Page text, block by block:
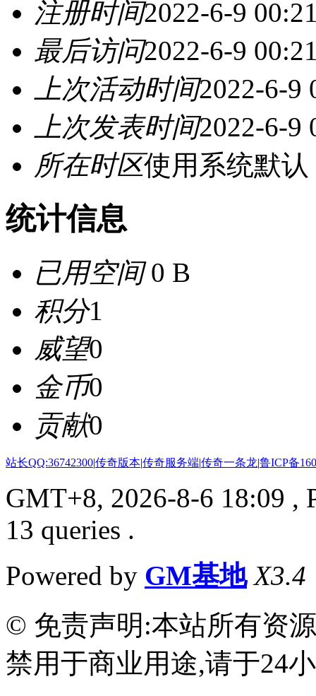
注册时间2022-6-9
最后访问2022-6-9
上次活动时间2022-6-9
上次发表时间2022-6-9
所在时区使用系统默认
统计信息
已用空间0 B
积分1
威望0
金币0
贡献0
站长QQ:36742300|传奇版本|传奇服务端|传奇一条龙|鲁ICP备
GMT+8, 2026-8-6 18:09 ,
13 queries .
Powered by GM基地 X3.4
© 免责声明:本站所有资
禁用于商业用途,请于24